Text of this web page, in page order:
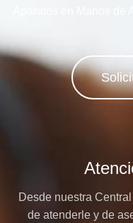
Aparatos en Manos
Desde nuestra
de atenderle y de